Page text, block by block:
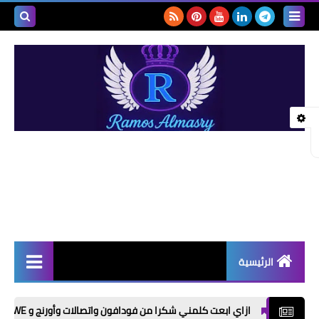
بحث
الرئيسية
ازاي ابعت كلمني شكرا من فودافون واتصالات وأورنج و WE؟ كل الأكواد في مكان واحد